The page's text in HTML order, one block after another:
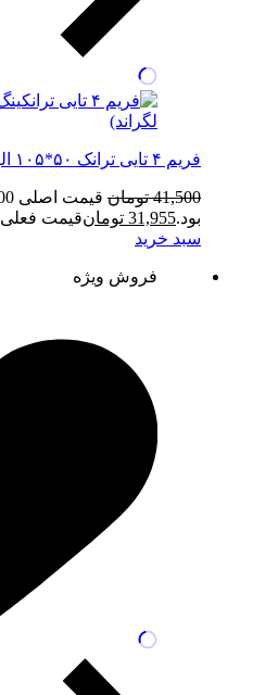
فریم ۴ تایی ترانک ۵۰*۱۰۵ البرز (طرح لگراند)
41,500 تومان
بود.31,955 تومانقیمت فعلی 31,955 تومان است.
سبد خرید
فروش ویژه